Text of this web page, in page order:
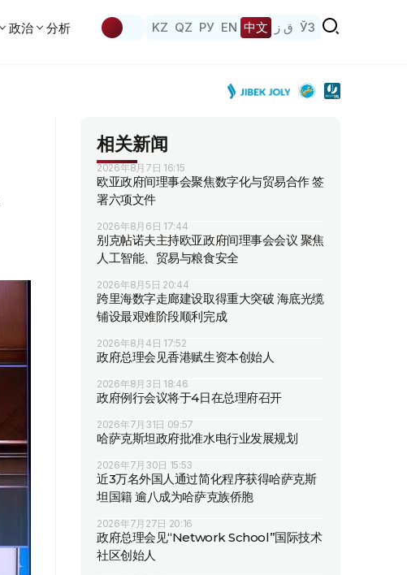
政治 分析 KZ QZ РУ EN 中文 ق ز ЎЗ
相关新闻
2026年8月7日 16:15
欧亚政府间理事会聚焦数字化与贸易合作 签
署六项文件
2026年8月6日 17:44
别克帖诺夫主持欧亚政府间理事会会议 聚焦
人工智能、贸易与粮食安全
2026年8月5日 20:44
跨里海数字走廊建设取得重大突破 海底光缆
铺设最艰难阶段顺利完成
2026年8月4日 17:52
政府总理会见香港赋生资本创始人
2026年8月3日 18:46
政府例行会议将于4日在总理府召开
2026年7月31日 09:57
哈萨克斯坦政府批准水电行业发展规划
2026年7月30日 15:53
近3万名外国人通过简化程序获得哈萨克斯
坦国籍 逾八成为哈萨克族侨胞
2026年7月27日 20:16
政府总理会见“Network School”国际技术
社区创始人